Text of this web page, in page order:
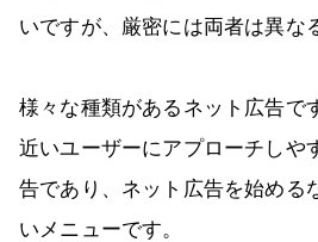
いですが、厳密には両者は異な
様々な種類があるネット広告で
近いユーザーにアプローチしや
告であり、ネット広告を始める
いメニューです。